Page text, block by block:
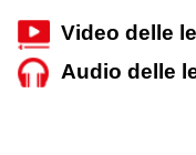
Video delle
Audio delle